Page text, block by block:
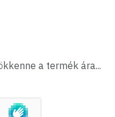
a termék ára...